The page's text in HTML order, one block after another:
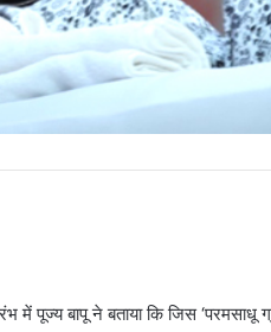
पूज्य बापू ने बताया कि जिस ‘परमसाधू